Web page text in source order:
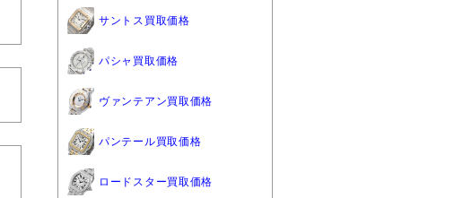
サントス買取価格
パシャ買取価格
ヴァンテアン買取価格
パンテール買取価格
ロードスター買取価格